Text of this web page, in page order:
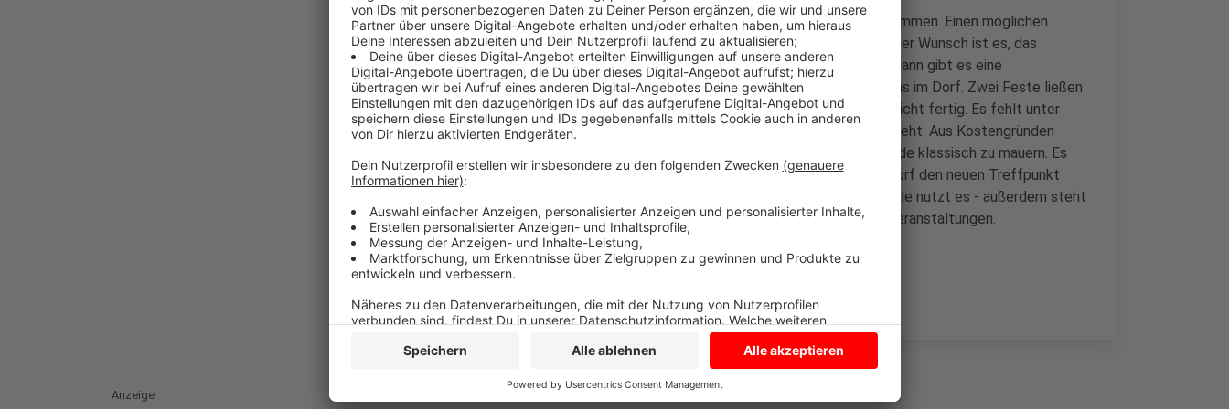
Dachdecker beeilen sich in diesen Tagen das Dach fertig zu bekommen. Einen möglichen
Einweihungstermin hat die Gemeinde auch schon im Blick. Ein großer Wunsch ist es, das
Dorfgemeinschaftshaus bis Anfang September fertig zu haben. Dann gibt es eine
Veranstaltung zum 100jährigen Jubiläum des Männergesangvereins im Dorf. Zwei Feste ließen
sich prima verbinden. Noch ist das Dorfgemeinschaftshaus aber nicht fertig. Es fehlt unter
anderem noch der Gebäudeteil, der in Holzständerbauweise entsteht. Aus Kostengründen
hatte sich die Gemeinde entschieden nicht das komplette Gebäude klassisch zu mauern. Es
bleibt also noch ein bisschen Zeit Pläne zu schmieden, wie das Dorf den neuen Treffpunkt
künftig nutzen möchte. Klar ist schon - die benachbarte Grunschule nutzt es - außerdem steht
es Guppen und Vereinen offen - und bietet Platz für Feste und Veranstaltungen.
Anzeige
Anzeige